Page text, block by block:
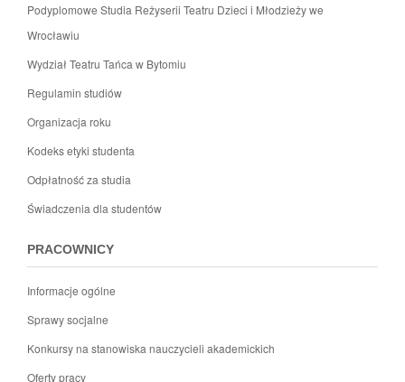
Podyplomowe Studia Reżyserii Teatru Dzieci i Młodzieży we
Wrocławiu
Wydział Teatru Tańca w Bytomiu
Regulamin studiów
Organizacja roku
Kodeks etyki studenta
Odpłatność za studia
Świadczenia dla studentów
PRACOWNICY
Informacje ogólne
Sprawy socjalne
Konkursy na stanowiska nauczycieli akademickich
Oferty pracy